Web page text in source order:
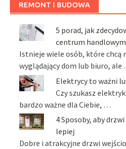
REMONT I BUDOWA
5 porad, jak
centrum
Istnieje wiele osób, które chcą
wyglądający dom lub biuro,
Elektrycy to ważni
Czy szukasz
bardzo ważne dla Ciebie, …
4 Sposoby, aby
lepiej
Dobre i atrakcyjne drzwi